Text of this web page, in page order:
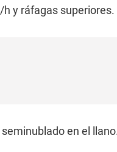
y ráfagas superiores.
en el